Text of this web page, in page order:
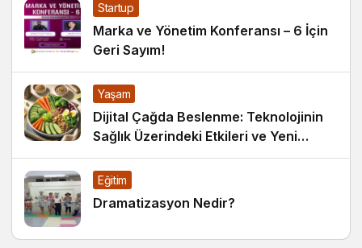
Startup
Marka ve Yönetim Konferansı – 6 İçin
Geri Sayım!
Yaşam
Dijital Çağda Beslenme: Teknolojinin
Sağlık Üzerindeki Etkileri ve Yeni
Alışkanlıklar
Eğitim
Dramatizasyon Nedir?